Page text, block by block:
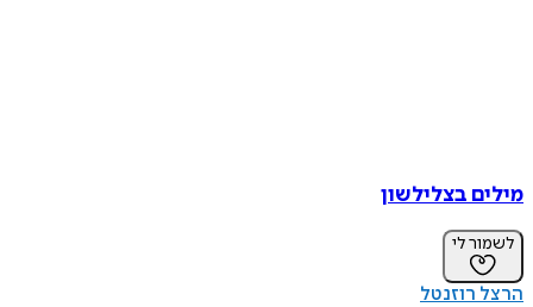
מילים בצלילשון
לשמור לי
הרצל רוזנטל